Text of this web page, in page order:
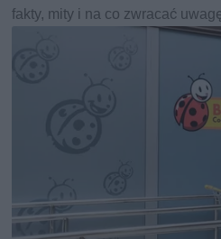
fakty, mity i na co zwracać